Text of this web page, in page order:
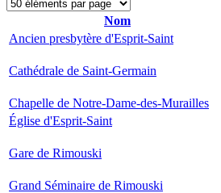
Nom
Ancien presbytère d'Esprit-Saint
Cathédrale de Saint-Germain
Chapelle de Notre-Dame-des-Murailles
Église d'Esprit-Saint
Gare de Rimouski
Grand Séminaire de Rimouski